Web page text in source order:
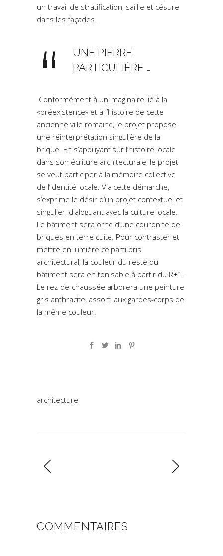
un travail de stratification, saillie et césure
dans les façades.
UNE PIERRE
PARTICULIÈRE …
Conformément à un imaginaire lié à la
«préexistence» et à l’histoire de cette
ancienne ville romaine, le projet propose
une réinterprétation singulière de la
brique. En s’appuyant sur l’histoire locale
dans son écriture architecturale, le projet
se veut participer à la mémoire collective
de l’identité locale. Via cette démarche,
s’exprime le désir d’un projet contextuel et
singulier, dialoguant avec la culture locale.
Le bâtiment sera orné d’une couronne de
briques en terre cuite. Pour contraster et
mettre en lumière ce parti pris
architectural, la couleur du reste du
bâtiment sera en ton sable à partir du R+1.
Le rez-de-chaussée arborera une peinture
gris anthracite, assorti aux gardes-corps de
la même couleur.
architecture
COMMENTAIRES